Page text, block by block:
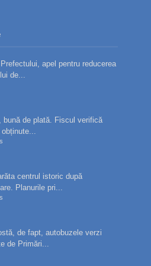
Prefectului, apel pentru reducerea
de...
bună de plată. Fiscul verifică
centrul istoric după
Planurile pri...
de fapt, autobuzele verzi
de Primări...